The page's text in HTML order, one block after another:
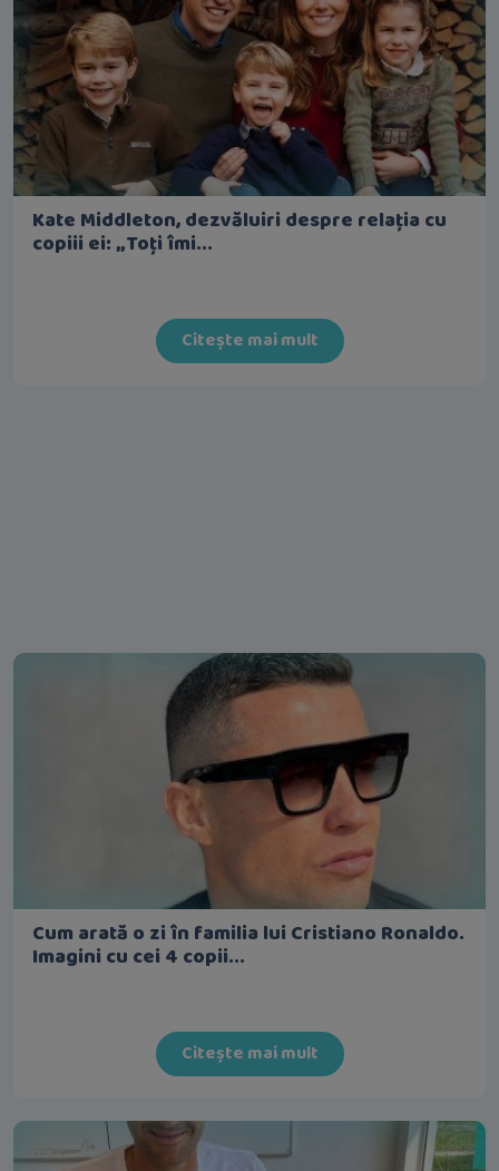
Kate Middleton, dezvăluiri despre relația cu
copiii ei: „Toți îmi...
Citește mai mult
Cum arată o zi în familia lui Cristiano Ronaldo.
Imagini cu cei 4 copii...
Citește mai mult